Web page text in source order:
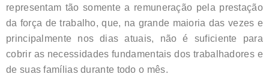
representam tão somente a remuneração pela prestação
da força de trabalho, que, na grande maioria das vezes e
principalmente nos dias atuais, não é suficiente para
cobrir as necessidades fundamentais dos trabalhadores e
de suas famílias durante todo o mês.